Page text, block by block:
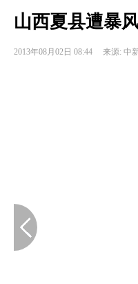
山西夏县遭暴
2013年08月02日 08:44 来源: 中